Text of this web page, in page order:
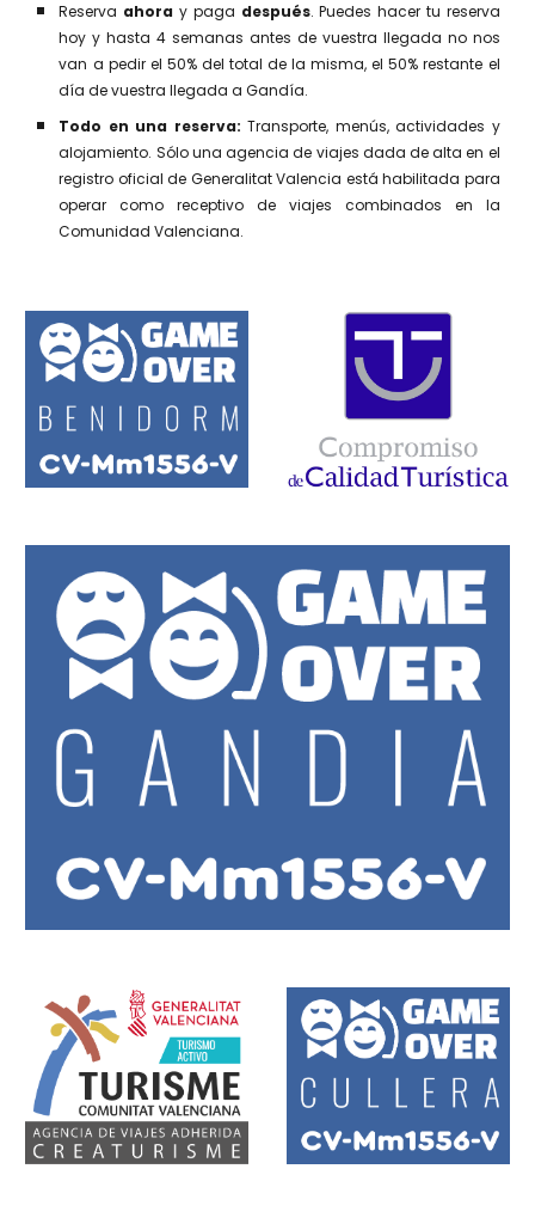
Reserva ahora y paga después.Puedes hacer tu reserva
hoy y hasta 4 semanas antes de vuestra llegada no nos
van a pedir el 50% del total de la misma, el 50% restante el
día de vuestra llegada a Gandía.
Todo en una reserva:Transporte, menús, actividades y
alojamiento. Sólo una agencia de viajes dada de alta en el
registro oficial de Generalitat Valencia está habilitada para
operar como receptivo de viajes combinados en la
Comunidad Valenciana.